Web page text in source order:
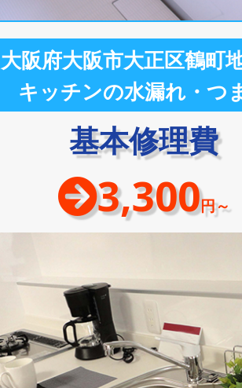
大阪府大阪市大正区鶴町
キッチンの水漏れ・つ
基本修理費
3,300円～